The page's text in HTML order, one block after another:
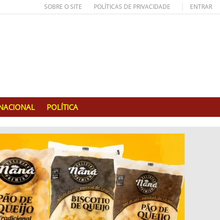
SOBRE O SITE POLÍTICAS DE PRIVACIDADE ENTRAR
POLÍTICA